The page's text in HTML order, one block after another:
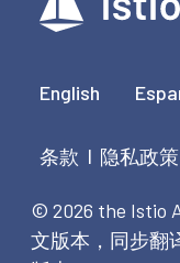
English
条款 | 隐私政策
© 2026 the Istio
文版本，同步翻